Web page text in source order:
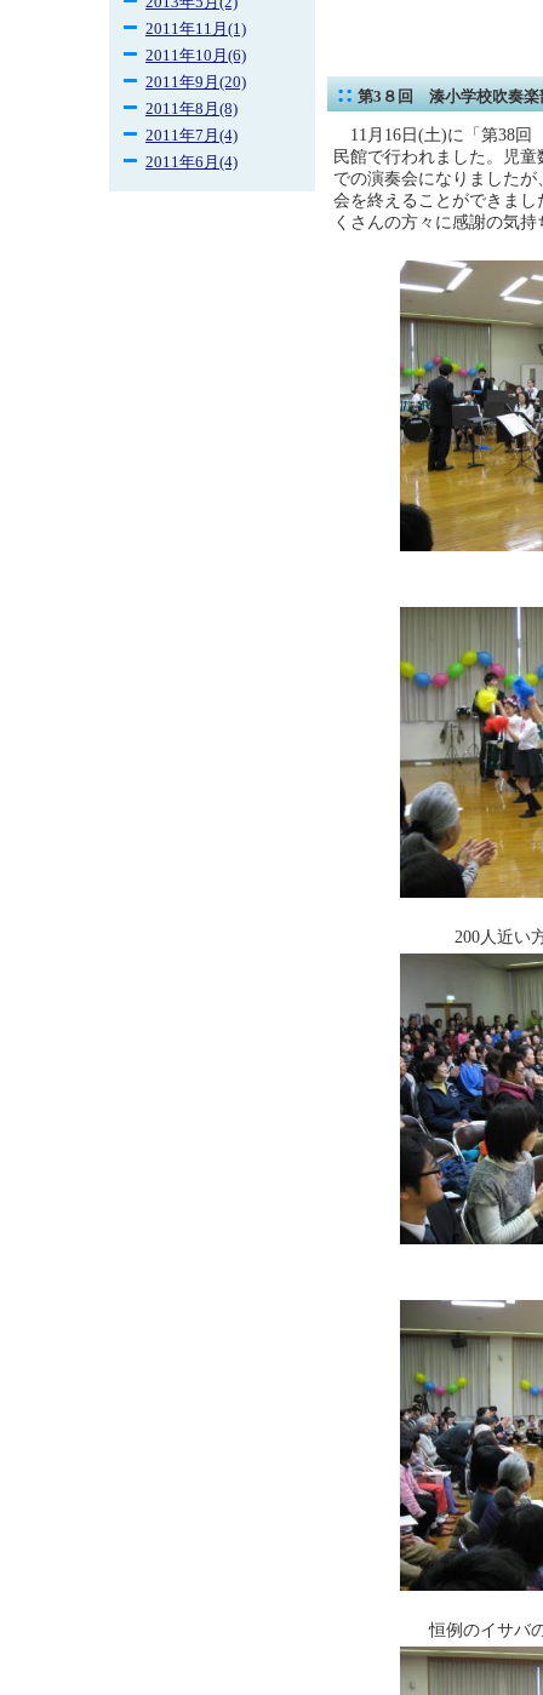
2011年11月(1)
2011年10月(6)
2011年9月(20)
2011年8月(8)
2011年7月(4)
2011年6月(4)
第3８回 湊小学校吹奏楽
11月16日(土)に「第38
民館で行われました。児
での演奏会になりました
会を終えることができま
くさんの方々に感謝の気
200人近い
恒例のイサバ